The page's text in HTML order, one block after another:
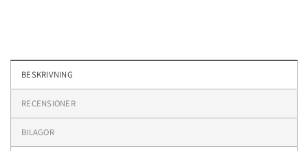
BESKRIVNING
RECENSIONER
BILAGOR